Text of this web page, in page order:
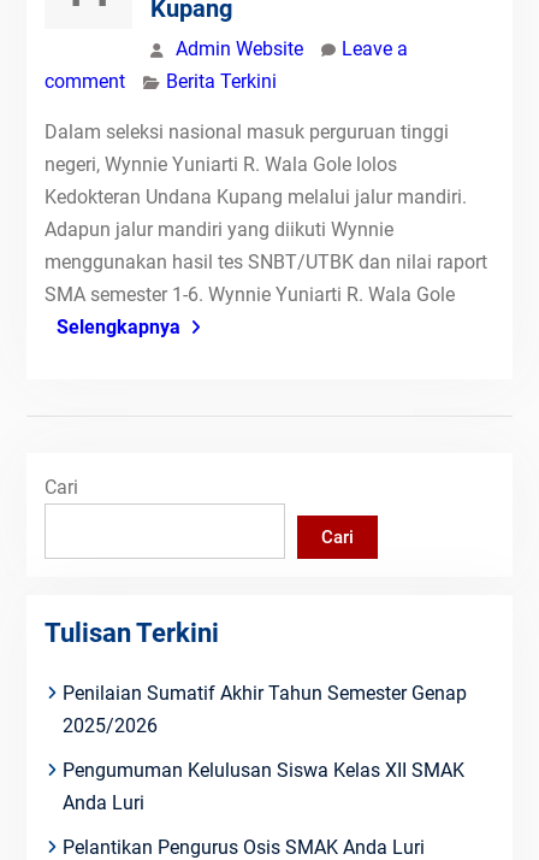
Kupang
Admin Website
Leave a
comment
Berita Terkini
Dalam seleksi nasional masuk perguruan tinggi
negeri, Wynnie Yuniarti R. Wala Gole lolos
Kedokteran Undana Kupang melalui jalur mandiri.
Adapun jalur mandiri yang diikuti Wynnie
menggunakan hasil tes SNBT/UTBK dan nilai raport
SMA semester 1-6. Wynnie Yuniarti R. Wala Gole
Selengkapnya
Cari
Cari
Tulisan Terkini
Penilaian Sumatif Akhir Tahun Semester Genap
2025/2026
Pengumuman Kelulusan Siswa Kelas XII SMAK
Anda Luri
Pelantikan Pengurus Osis SMAK Anda Luri